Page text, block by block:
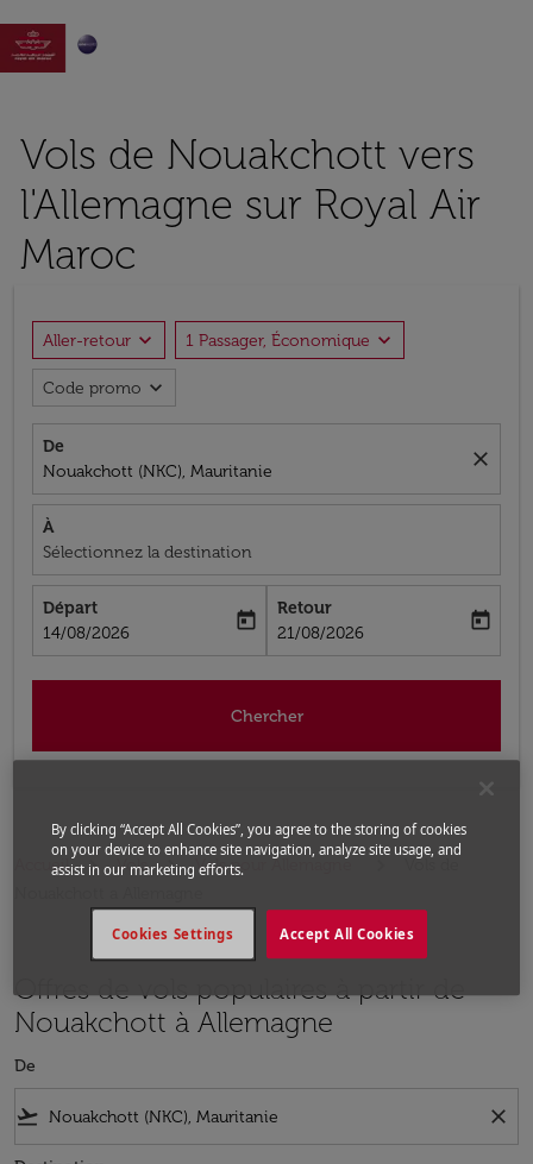

Vols de Nouakchott vers
l'Allemagne sur Royal Air
Maroc
Aller-retour expand_more 1 Passager, Économique expand_more
Code promo expand_more
De
Nouakchott (NKC), Mauritanie
close
À
Sélectionnez la destination
Départ
fc-booking-departure-date-aria-label
14/08/2026
today
Retour
fc-booking-return-date-aria-label
21/08/2026
today
Chercher
Accueil Vols Vols pour Allemagne
Vols de
Offres de vols populaires à partir de
Nouakchott à Allemagne
De
flight_takeoff close
By clicking “Accept All Cookies”, you agree to the storing of cookies
on your device to enhance site navigation, analyze site usage, and
assist in our marketing efforts.
Accept All Cookies
Cookies Settings